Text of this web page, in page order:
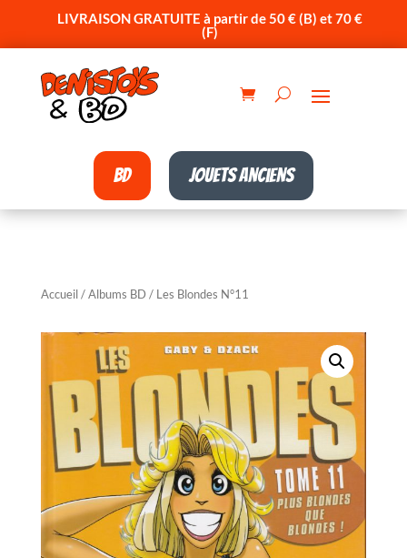
LIVRAISON GRATUITE à partir de 50 € (B) et 70 €
(F)
BD Jouets anciens
Accueil/Albums BD / Les Blondes N°11